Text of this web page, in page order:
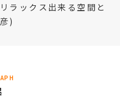
ラックス出来る空間と
)